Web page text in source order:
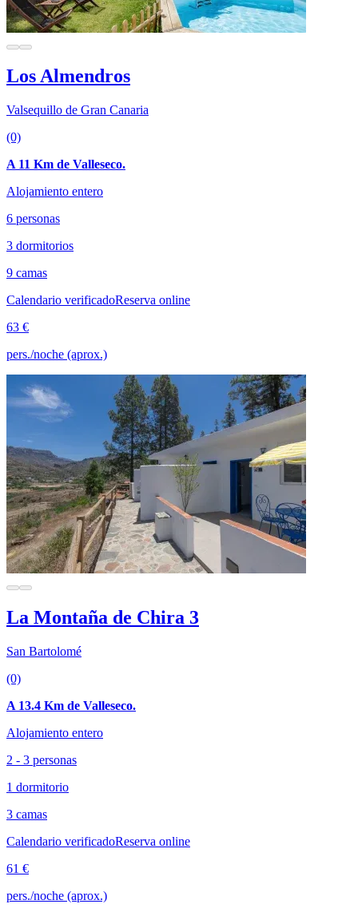
Los Almendros
Valsequillo de Gran Canaria
(0)
A 11 Km de Valleseco.
Alojamiento entero
6 personas
3 dormitorios
9 camas
Calendario verificadoReserva online
63 €
pers./noche (aprox.)
La Montaña de Chira 3
San Bartolomé
(0)
A 13.4 Km de Valleseco.
Alojamiento entero
2 - 3 personas
1 dormitorio
3 camas
Calendario verificadoReserva online
61 €
pers./noche (aprox.)